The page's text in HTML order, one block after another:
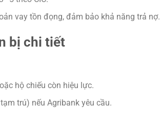
vay tồn đọng, đảm bảo khả năng trả nợ.
bị chi tiết
hộ chiếu còn hiệu lực.
trú) nếu Agribank yêu cầu.